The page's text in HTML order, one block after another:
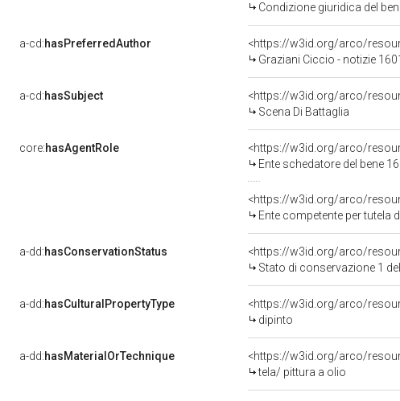
Condizione giuridica del
a-cd:hasPreferredAuthor
<https://w3id.org/arco/
Graziani Ciccio - notizie 1601
a-cd:hasSubject
<https://w3id.org/arco/
Scena Di Battaglia
core:hasAgentRole
<https://w3id.org/arco/
Ente schedatore del bene
<https://w3id.org/arco/
Ente competente per tutela
a-dd:hasConservationStatus
<https://w3id.org/arco/
Stato di conservazione 1
a-dd:hasCulturalPropertyType
<https://w3id.org/arco/
dipinto
a-dd:hasMaterialOrTechnique
<https://w3id.org/arco/
tela/ pittura a olio